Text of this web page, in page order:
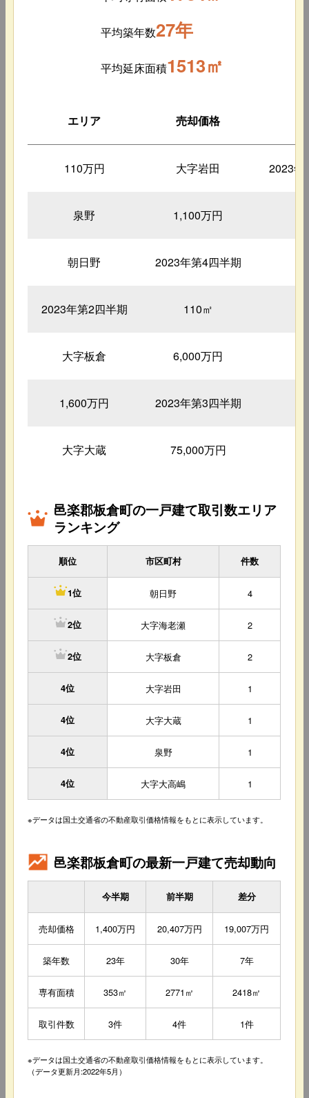
平均築年数27年
平均延床面積1513㎡
エリア 売却価格
110万円 大字岩田 2023年
泉野 1,100万円
朝日野 2023年第4四半期
2023年第2四半期 110㎡
大字板倉 6,000万円
1,600万円 2023年第3四半期
大字大蔵 75,000万円
邑楽郡板倉町の一戸建て取引数エリア
ランキング
順位 市区町村 件数
1位 朝日野 4
2位 大字海老瀬 2
2位 大字板倉 2
4位 大字岩田 1
4位 大字大蔵 1
4位 泉野 1
4位 大字大高嶋 1
※データは国土交通省の不動産取引価格情報をもとに表示しています。
邑楽郡板倉町の最新一戸建て売却動向
今半期 前半期 差分
売却価格 1,400万円 20,407万円 19,007万円
築年数 23年 30年 7年
専有面積 353㎡ 2771㎡ 2418㎡
取引件数 3件 4件 1件
※データは国土交通省の不動産取引価格情報をもとに表示しています。
（データ更新月:2022年5月）